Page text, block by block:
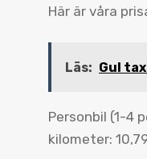
Här är våra
Läs: Gul
Personbil (1-4
kilometer: